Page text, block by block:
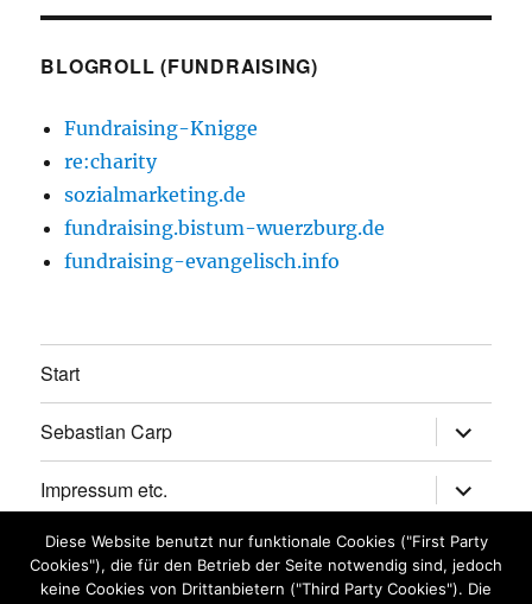
BLOGROLL (FUNDRAISING)
Fundraising-Knigge
re:charity
sozialmarketing.de
fundraising.bistum-wuerzburg.de
fundraising-evangelisch.info
Start
Sebastian Carp
anzeigen
Impressum etc.
anzeigen
Datenschutz
Diese Website benutzt nur funktionale Cookies ("First Party
Cookies"), die für den Betrieb der Seite notwendig sind, jedoch
keine Cookies von Drittanbietern ("Third Party Cookies"). Die